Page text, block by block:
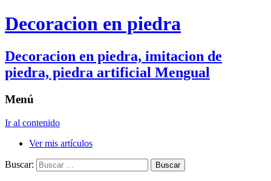
Decoracion en piedra
Decoracion en piedra, imitacion de
piedra, piedra artificial Mengual
Menú
Ir al contenido
Ver mis artículos
Buscar: